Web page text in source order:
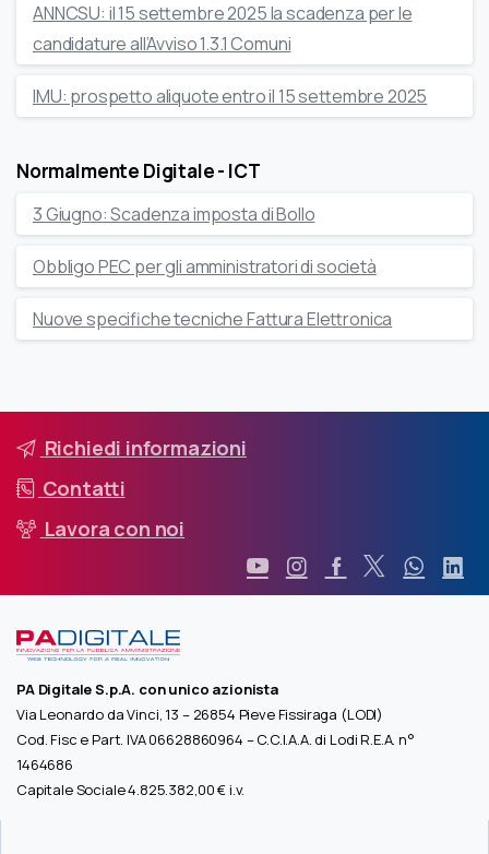
ANNCSU: il 15 settembre 2025 la scadenza per le
candidature all’Avviso 1.3.1 Comuni
IMU: prospetto aliquote entro il 15 settembre 2025
Normalmente Digitale - ICT
3 Giugno: Scadenza imposta di Bollo
Obbligo PEC per gli amministratori di società
Nuove specifiche tecniche Fattura Elettronica
Richiedi informazioni
Contatti
Lavora con noi
PA Digitale S.p.A. con unico azionista
Via Leonardo da Vinci, 13 – 26854 Pieve Fissiraga (LODI)
Cod. Fisc e Part. IVA 06628860964 – C.C.I.A.A. di Lodi R.E.A. n°
1464686
Capitale Sociale 4.825.382,00 € i.v.